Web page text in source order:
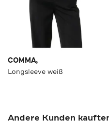
COMMA,
Longsleeve weiß
Andere Kunden